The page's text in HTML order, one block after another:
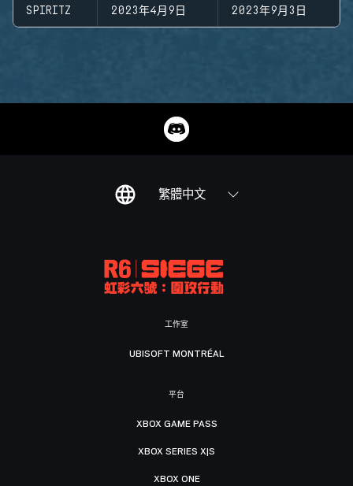
SPIRITZ 2023年4月9日 2023年9月3日
繁體中文
工作室
UBISOFT MONTRÉAL
平台
XBOX GAME PASS
XBOX SERIES X|S
XBOX ONE